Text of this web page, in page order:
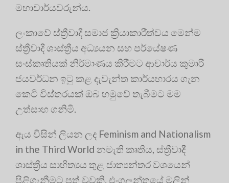
මහාචාර්යවරුන්ය.
ලංකාවේ ස්ත්‍රීවාදී සමාජ ක්‍රියාකාරීත්වය මෙන්ම
ස්ත්‍රීවාදී ශාස්ත්‍රීය අධ්‍යයන සහ පර්යේෂණ
සංස්කෘතියක් නිර්මාණය කිරීමට ආචාර්ය කුමාරි
ජයවර්ධන ඉටු කළ දැවැන්ත කාර්යභාරය ගැන
කෙටි විස්තරයක් ඔබ හමුවේ තැබීමට මම
උත්සාහ ගනිමි.
ඇය විසින් ලියන ලද Feminism and Nationalism
in the Third World නමැති කෘතිය, ස්ත්‍රීවාදී
ශාස්ත්‍රීය සාහිත්‍යය තුළ ජාත්‍යන්තර වශයෙන්
පිළිගැනීමට පත් වූවකි. එංගලන්තයේ මුලින්